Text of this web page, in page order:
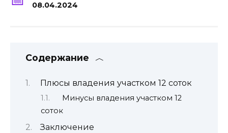
08.04.2024
Содержание
Плюсы владения участком 12 соток
Минусы владения участком 12
соток
Заключение